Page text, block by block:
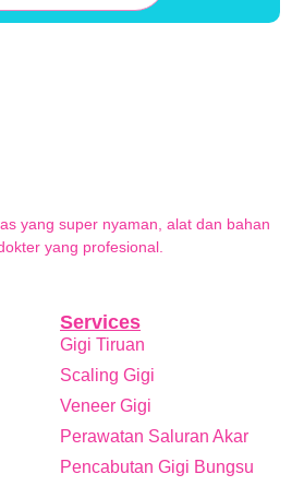
yang super nyaman, alat dan bahan
yang profesional.
Services
Gigi Tiruan
Scaling Gigi
Veneer Gigi
Perawatan Saluran Akar
Pencabutan Gigi Bungsu